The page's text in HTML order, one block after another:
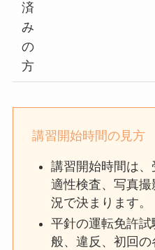
済
み
の
方
講習開始時間の見方
講習開始時間は、
適性検査、写真
況で決まります。
平針の運転免許
般、違反、初回